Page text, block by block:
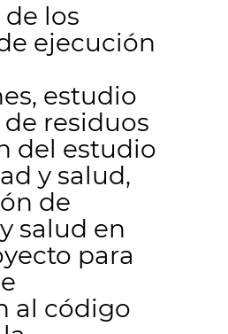
los
ejecución
estudio
residuos
del estudio
y salud,
de
salud en
para
al código